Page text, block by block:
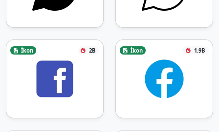
İkon 2B İkon 1.9B